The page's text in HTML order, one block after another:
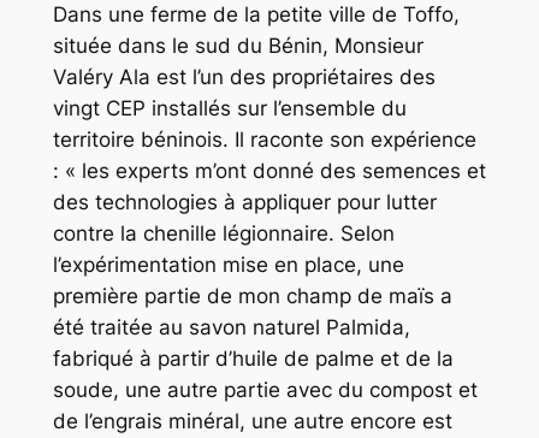
Dans une ferme de la petite ville de Toffo,
située dans le sud du Bénin, Monsieur
Valéry Ala est l’un des propriétaires des
vingt CEP installés sur l’ensemble du
territoire béninois. Il raconte son expérience
: « les experts m’ont donné des semences et
des technologies à appliquer pour lutter
contre la chenille légionnaire. Selon
l’expérimentation mise en place, une
première partie de mon champ de maïs a
été traitée au savon naturel Palmida,
fabriqué à partir d’huile de palme et de la
soude, une autre partie avec du compost et
de l’engrais minéral, une autre encore est